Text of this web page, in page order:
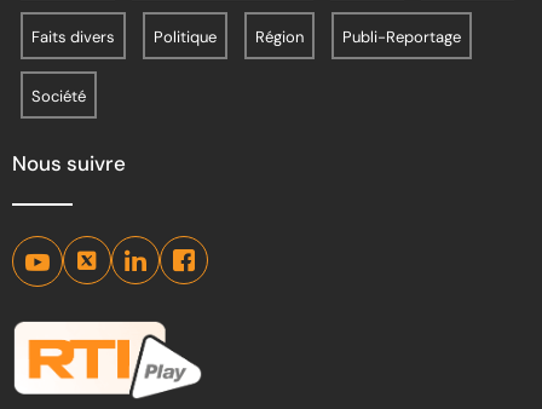
Faits divers Politique Région Publi-Reportage
Société
Nous suivre